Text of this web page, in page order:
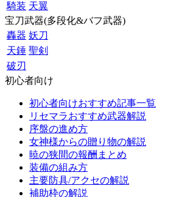
騎装 天翼
宝刀武器(多段化&バフ武器)
轟器 妖刀
天錘 聖剣
破刃
初心者向け
初心者向けおすすめ記事一覧
リセマラおすすめ武器解説
序盤の進め方
女神様からの贈り物の解説
暁の狭間の報酬まとめ
装備の組み方
主要防具/アクセの解説
補助枠の解説